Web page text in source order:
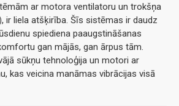
ar motora ventilatoru un trokšņa
ir liela atšķirība. Šīs sistēmas ir daudz
spiediena paaugstināšanas
gan mājās, gan ārpus tām.
sūkņu tehnoloģija un motori ar
kas veicina manāmas vibrācijas visā